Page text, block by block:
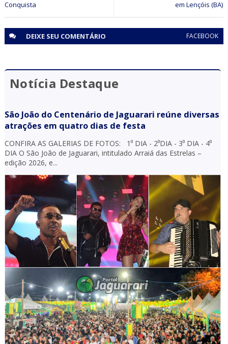
em Lençóis (BA)
Conquista
DEIXE SEU COMENTÁRIO FACEBOOK
Notícia Destaque
São João do Centenário de Jaguarari reúne diversas
atrações em quatro dias de festa
CONFIRA AS GALERIAS DE FOTOS: 1⁰ DIA - 2⁰DIA - 3⁰ DIA - 4⁰
DIA O São João de Jaguarari, intitulado Arraiá das Estrelas –
edição 2026, e...